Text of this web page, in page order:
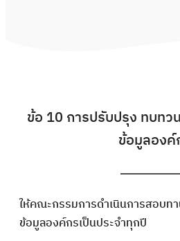
ข้อ 10 การปรับปรุง ทบทว
ข้อมูลองค์
ให้คณะกรรมการดำเนินการสอบท
ข้อมูลองค์กรเป็นประจำทุกปี